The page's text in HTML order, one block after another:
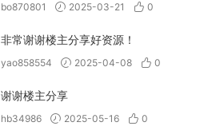
bo870801 2025-03-21 0
非常谢谢楼主分享好资源！
yao858554 2025-04-08 0
谢谢楼主分享
hb34986 2025-05-16 0